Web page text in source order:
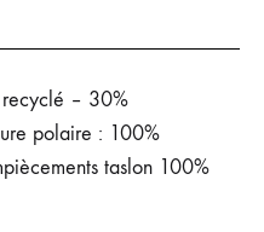
– 30%
polaire : 100%
taslon 100%